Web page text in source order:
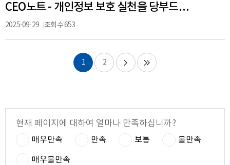
CEO노트 - 개인정보 보호 실천을 당부드리며
2025-09-29 조회수 653
1 2
현재 페이지에 대하여 얼마나 만족하십니까?
매우만족 만족 보통 불만족
매우불만족